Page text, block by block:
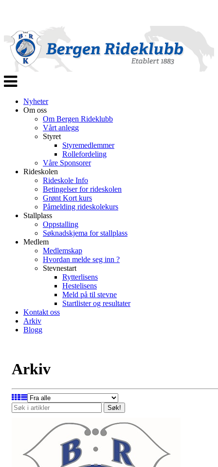
Veksle
navigasjon
Nyheter
Om oss
Om Bergen Rideklubb
Vårt anlegg
Styret
Styremedlemmer
Rollefordeling
Våre Sponsorer
Rideskolen
Rideskole Info
Betingelser for rideskolen
Grønt Kort kurs
Påmelding rideskolekurs
Stallplass
Oppstalling
Søknadskjema for stallplass
Medlem
Medlemskap
Hvordan melde seg inn ?
Stevnestart
Rytterlisens
Hestelisens
Meld på til stevne
Startlister og resultater
Kontakt oss
Arkiv
Blogg
Arkiv
Søk!